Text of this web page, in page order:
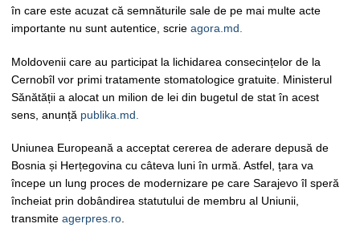
în care este acuzat că semnăturile sale de pe mai multe acte
importante nu sunt autentice, scrie agora.md.
Moldovenii care au participat la lichidarea consecințelor de la
Cernobîl vor primi tratamente stomatologice gratuite. Ministerul
Sănătății a alocat un milion de lei din bugetul de stat în acest
sens, anunță publika.md.
Uniunea Europeană a acceptat cererea de aderare depusă de
Bosnia și Herțegovina cu câteva luni în urmă. Astfel, țara va
începe un lung proces de modernizare pe care Sarajevo îl speră
încheiat prin dobândirea statutului de membru al Uniunii,
transmite agerpres.ro.